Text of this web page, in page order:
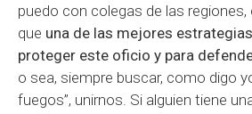
puedo con colegas de las regiones,
que una de las mejores
proteger este oficio y para
o sea, siempre buscar, como digo
fuegos”, unirnos. Si alguien tiene